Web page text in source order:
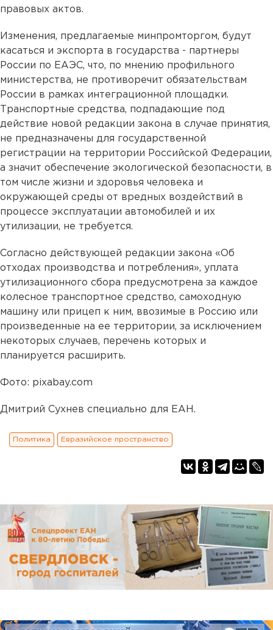
правовых актов.
Изменения, предлагаемые минпромторгом, будут
касаться и экспорта в государства - партнеры
России по ЕАЭС, что, по мнению профильного
министерства, не противоречит обязательствам
России в рамках интеграционной площадки.
Транспортные средства, подпадающие под
действие новой редакции закона в случае принятия,
не предназначены для государственной
регистрации на территории Российской Федерации,
а значит обеспечение экологической безопасности, в
том числе жизни и здоровья человека и
окружающей среды от вредных воздействий в
процессе эксплуатации автомобилей и их
утилизации, не требуется.
Согласно действующей редакции закона «Об
отходах производства и потребления», уплата
утилизационного сбора предусмотрена за каждое
колесное транспортное средство, самоходную
машину или прицеп к ним, ввозимые в Россию или
произведенные на ее территории, за исключением
некоторых случаев, перечень которых и
планируется расширить.
Фото: pixabay.com
Дмитрий Сухнев специально для ЕАН.
Политика Евразийское пространство